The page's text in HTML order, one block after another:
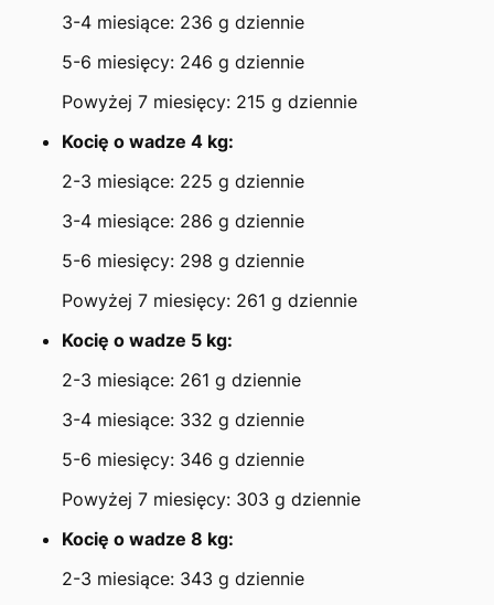
3-4 miesiące: 236 g dziennie
5-6 miesięcy: 246 g dziennie
Powyżej 7 miesięcy: 215 g dziennie
Kocię o wadze 4 kg:
2-3 miesiące: 225 g dziennie
3-4 miesiące: 286 g dziennie
5-6 miesięcy: 298 g dziennie
Powyżej 7 miesięcy: 261 g dziennie
Kocię o wadze 5 kg:
2-3 miesiące: 261 g dziennie
3-4 miesiące: 332 g dziennie
5-6 miesięcy: 346 g dziennie
Powyżej 7 miesięcy: 303 g dziennie
Kocię o wadze 8 kg:
2-3 miesiące: 343 g dziennie